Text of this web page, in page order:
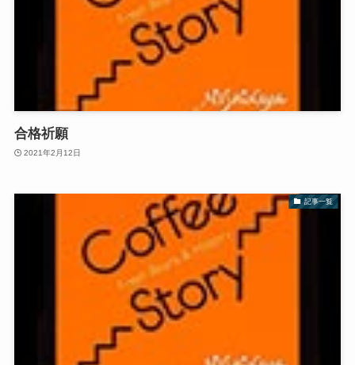
合格祈願
2021年2月12日
記事一覧